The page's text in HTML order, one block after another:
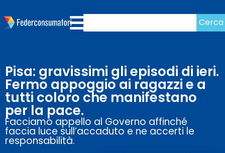
Cerca
Pisa: gravissimi gli episodi di ieri.
Fermo appoggio ai ragazzi e a
tutti coloro che manifestano
per la pace.
Facciamo appello al Governo affinché
faccia luce sull’accaduto e ne accerti le
responsabilità.